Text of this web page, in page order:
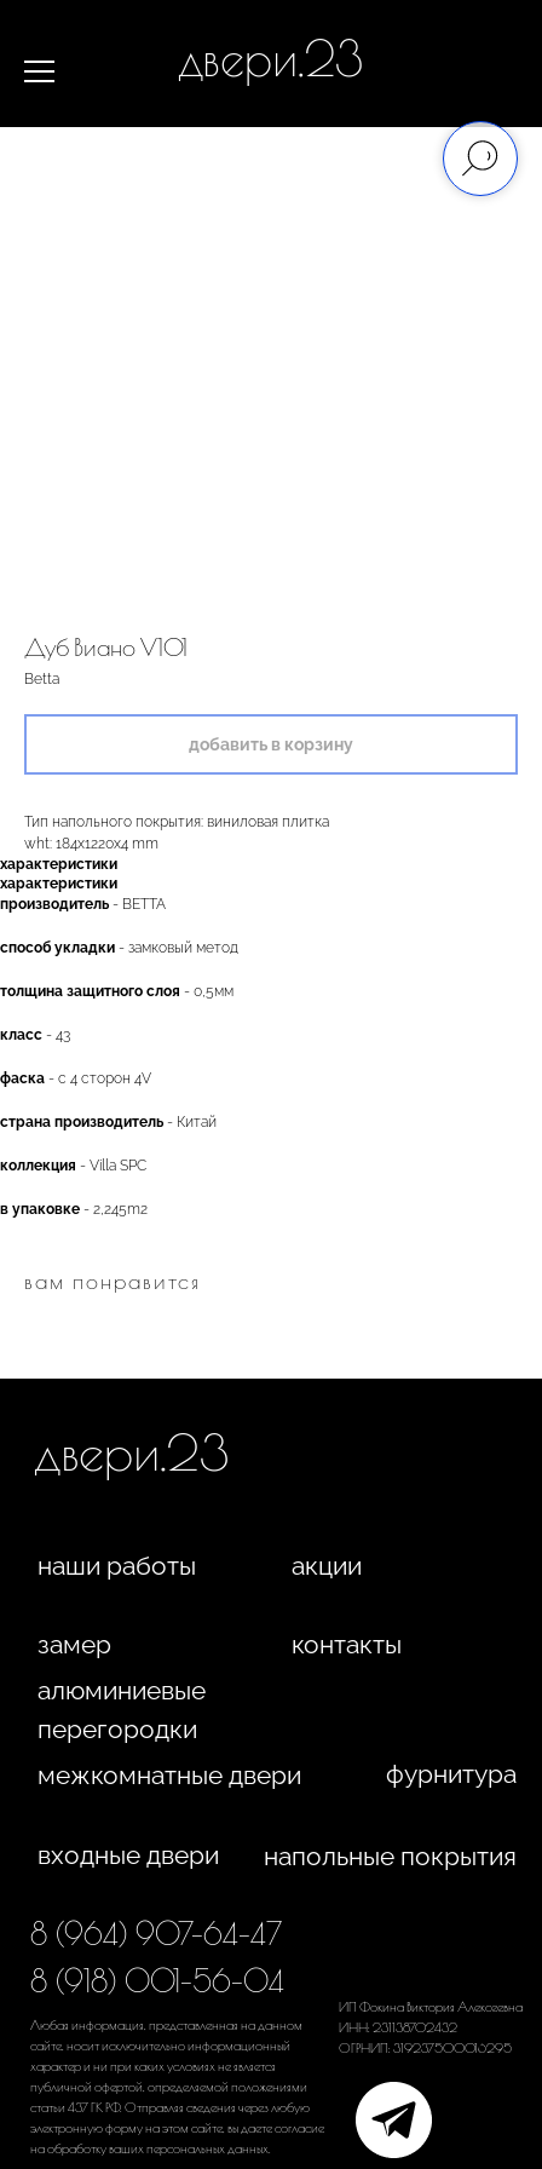
двери.23
Дуб Виано V101
Betta
добавить в корзину
Тип напольного покрытия: виниловая плитка
wht: 184x1220x4 mm
характеристики
характеристики
производитель - BETTA
способ укладки - замковый метод
толщина защитного слоя - 0,5мм
класс - 43
фаска - с 4 сторон 4V
страна производитель - Китай
коллекция - Villa SPC
в упаковке - 2,245m2
вам понравится
двери.23
замер
акции
наши работы
г. Краснодар,
Жуковского, 4г
Политика конфиденциальности
8 (964) 907-64-47
WA
алюминиевые
Любая информация, представленная на данном
сайте, носит исключительно информационный
характер и ни при каких условиях не является